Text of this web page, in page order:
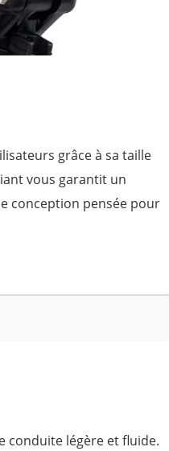
grâce à sa taille
vous garantit un
conception pensée pour
conduite légère et fluide.